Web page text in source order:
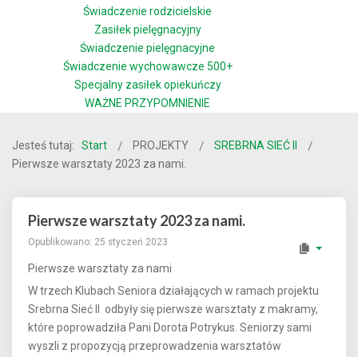
Świadczenie rodzicielskie
Zasiłek pielęgnacyjny
Świadczenie pielęgnacyjne
Świadczenie wychowawcze 500+
Specjalny zasiłek opiekuńczy
WAŻNE PRZYPOMNIENIE
Jesteś tutaj: Start PROJEKTY
SREBRNA SIEĆ II
Pierwsze warsztaty 2023 za nami.
Pierwsze warsztaty 2023 za nami.
Opublikowano: 25 styczeń 2023
Pierwsze warsztaty za nami
W trzech Klubach Seniora działających w ramach projektu
Srebrna Sieć II odbyły się pierwsze warsztaty z makramy,
które poprowadziła Pani Dorota Potrykus. Seniorzy sami
wyszli z propozycją przeprowadzenia warsztatów